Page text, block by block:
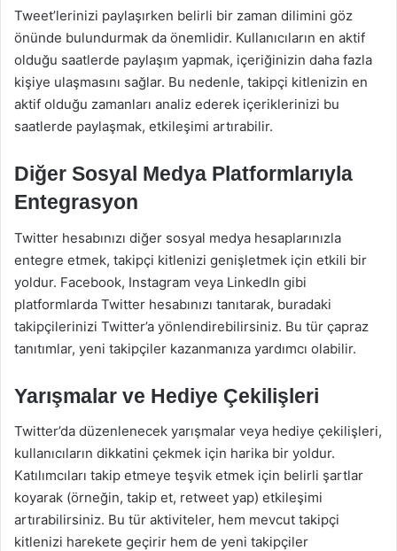
Tweet’lerinizi paylaşırken belirli bir zaman dilimini göz
önünde bulundurmak da önemlidir. Kullanıcıların en aktif
olduğu saatlerde paylaşım yapmak, içeriğinizin daha fazla
kişiye ulaşmasını sağlar. Bu nedenle, takipçi kitlenizin en
aktif olduğu zamanları analiz ederek içeriklerinizi bu
saatlerde paylaşmak, etkileşimi artırabilir.
Diğer Sosyal Medya Platformlarıyla
Entegrasyon
Twitter hesabınızı diğer sosyal medya hesaplarınızla
entegre etmek, takipçi kitlenizi genişletmek için etkili bir
yoldur. Facebook, Instagram veya LinkedIn gibi
platformlarda Twitter hesabınızı tanıtarak, buradaki
takipçilerinizi Twitter’a yönlendirebilirsiniz. Bu tür çapraz
tanıtımlar, yeni takipçiler kazanmanıza yardımcı olabilir.
Yarışmalar ve Hediye Çekilişleri
Twitter’da düzenlenecek yarışmalar veya hediye çekilişleri,
kullanıcıların dikkatini çekmek için harika bir yoldur.
Katılımcıları takip etmeye teşvik etmek için belirli şartlar
koyarak (örneğin, takip et, retweet yap) etkileşimi
artırabilirsiniz. Bu tür aktiviteler, hem mevcut takipçi
kitlenizi harekete geçirir hem de yeni takipçiler